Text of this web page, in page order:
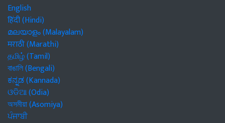
English
हिंदी (Hindi)
മലയാളം (Malayalam)
मराठी (Marathi)
தமிழ் (Tamil)
বাঙালি (Bengali)
ಕನ್ನಡ (Kannada)
ଓଡିଆ (Odia)
অসমীয়া (Asomiya)
ਪੰਜਾਬੀ